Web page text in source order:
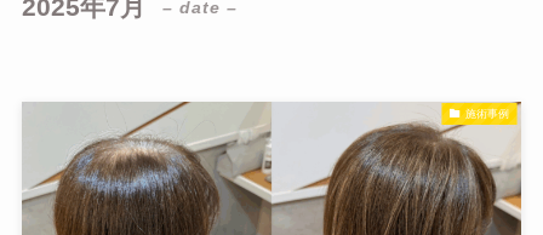
2025年7月 – date –
施術事例